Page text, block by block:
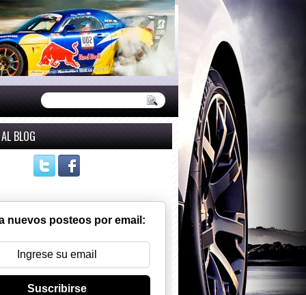
BLOG
nuevos posteos por email:
Suscribirse